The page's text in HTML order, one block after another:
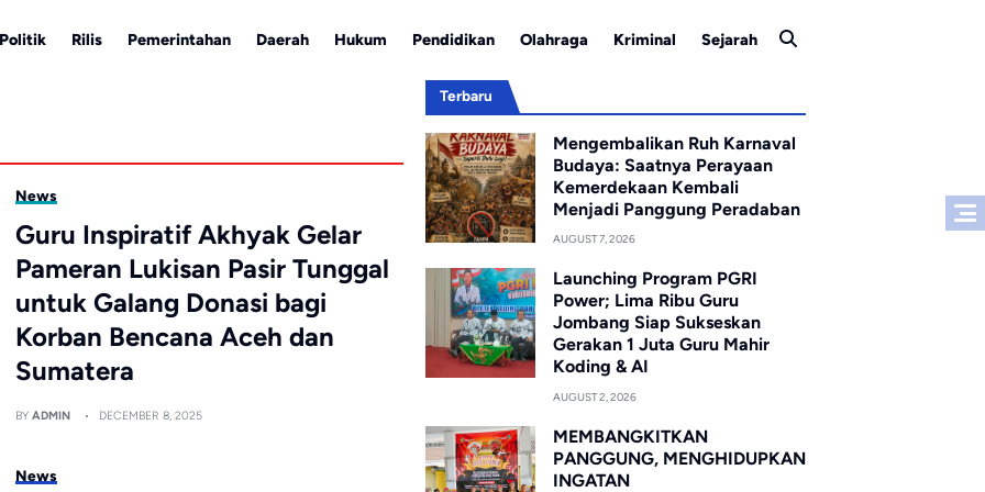
Politik Rilis Pemerintahan Daerah Hukum Pendidikan Olahraga Kriminal Sejarah
News
Guru Inspiratif Akhyak Gelar
Pameran Lukisan Pasir Tunggal
untuk Galang Donasi bagi
Korban Bencana Aceh dan
Sumatera
BYADMIN DECEMBER 8, 2025
News
Terbaru
Mengembalikan Ruh Karnaval
Budaya: Saatnya Perayaan
Kemerdekaan Kembali
Menjadi Panggung Peradaban
AUGUST 7, 2026
Launching Program PGRI
Power; Lima Ribu Guru
Jombang Siap Sukseskan
Gerakan 1 Juta Guru Mahir
Koding & AI
AUGUST 2, 2026
MEMBANGKITKAN
PANGGUNG, MENGHIDUPKAN
INGATAN